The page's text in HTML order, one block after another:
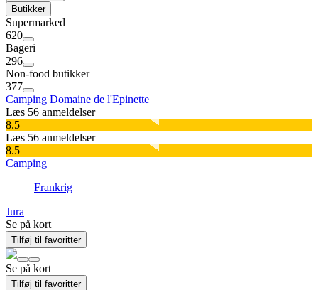
Butikker
Supermarked
620
Bageri
296
Non-food butikker
377
Camping Domaine de l'Epinette
Læs 56 anmeldelser
8.5
Læs 56 anmeldelser
8.5
Camping
Frankrig
Jura
Se på kort
Tilføj til favoritter
Se på kort
Tilføj til favoritter